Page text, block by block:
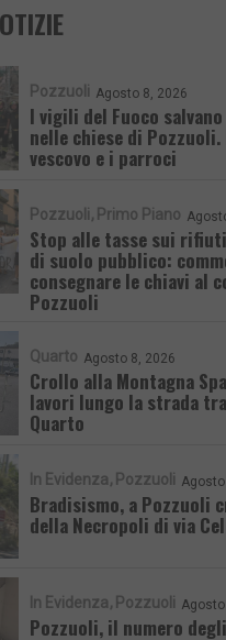
Pozzuoli Agosto 8, 2026
I vigili del Fuoco
nelle chiese di
vescovo e i parroci
Pozzuoli Primo Piano
Stop alle tasse sui
di suolo pubblico:
consegnare le chiavi al
Pozzuoli
Quarto Agosto 8, 2026
Crollo alla Montagna
lavori lungo la strada
Quarto
In Evidenza Pozzuoli
Bradisismo, a Pozzuoli
della Necropoli di via
In Evidenza Pozzuoli
Pozzuoli, il numero